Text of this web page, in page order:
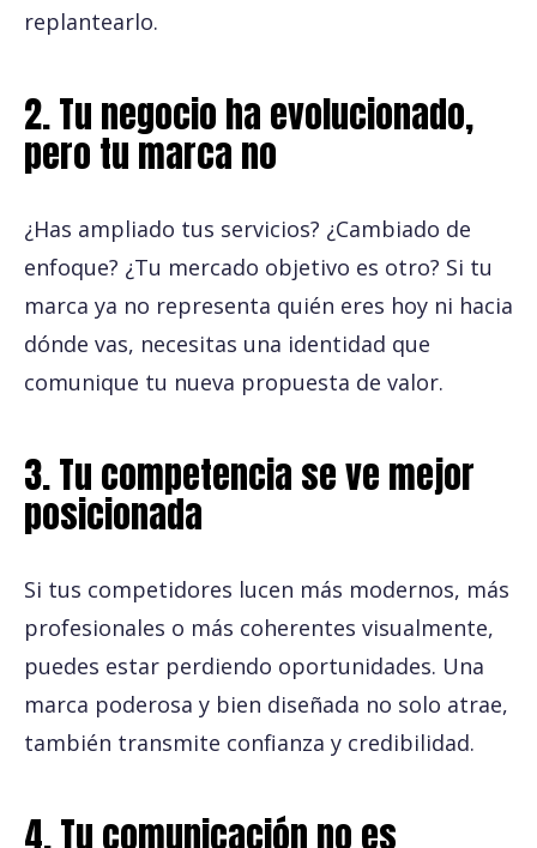
replantearlo.
2. Tu negocio ha evolucionado,
pero tu marca no
¿Has ampliado tus servicios? ¿Cambiado de
enfoque? ¿Tu mercado objetivo es otro? Si tu
marca ya no representa quién eres hoy ni hacia
dónde vas, necesitas una identidad que
comunique tu nueva propuesta de valor.
3. Tu competencia se ve mejor
posicionada
Si tus competidores lucen más modernos, más
profesionales o más coherentes visualmente,
puedes estar perdiendo oportunidades. Una
marca poderosa y bien diseñada no solo atrae,
también transmite confianza y credibilidad.
4. Tu comunicación no es